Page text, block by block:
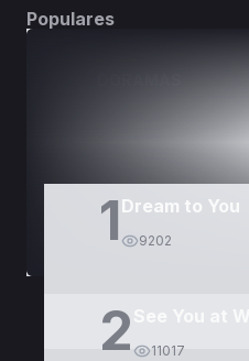
Populares
1 Dream to You
9202
2 11017